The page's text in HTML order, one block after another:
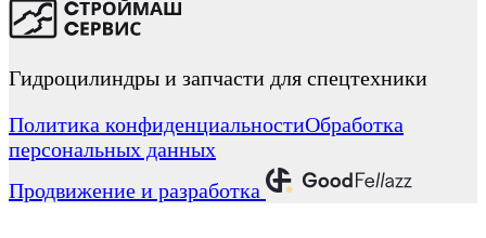
Гидроцилиндры и запчасти для спецтехники
Политика конфиденциальностиОбработка
персональных данных
Продвижение и разработка